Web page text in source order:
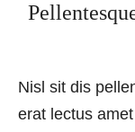
Nisl sit dis
erat lectus